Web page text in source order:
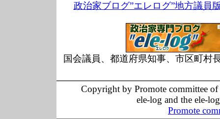
政治家ブログ”エレログ”地方議員
国会議員、都道府県知事、市区町村
Copyright by Promote committee
ele-log and the ele-
Promote